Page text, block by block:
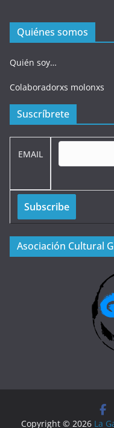
Quiénes somos
Quién soy…
Colaboradorxs molonxs
Suscríbrete
EMAIL
Asociación Cultural
Copyright © 2026 La